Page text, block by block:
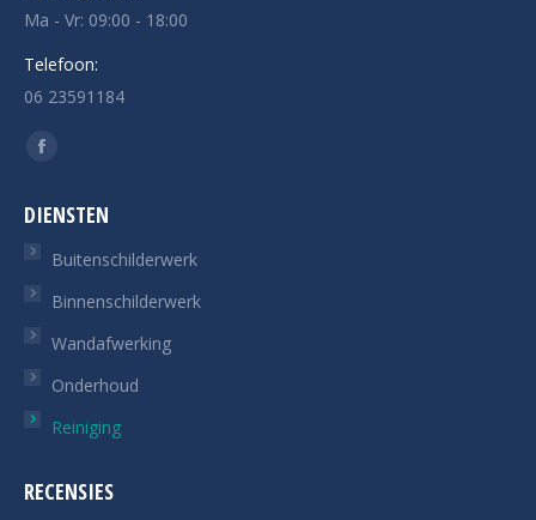
Ma - Vr: 09:00 - 18:00
Telefoon:
06 23591184
Vind ons op:
Facebook
opens
in
DIENSTEN
Buitenschilderwerk
Binnenschilderwerk
Wandafwerking
Onderhoud
Reiniging
RECENSIES